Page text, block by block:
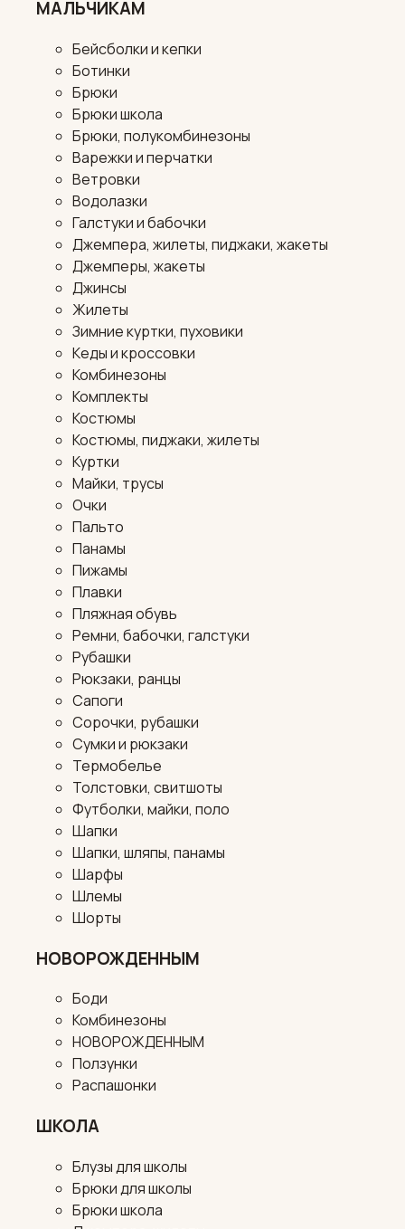
МАЛЬЧИКАМ
Бейсболки и кепки
Ботинки
Брюки
Брюки школа
Брюки, полукомбинезоны
Варежки и перчатки
Ветровки
Водолазки
Галстуки и бабочки
Джемпера, жилеты, пиджаки, жакеты
Джемперы, жакеты
Джинсы
Жилеты
Зимние куртки, пуховики
Кеды и кроссовки
Комбинезоны
Комплекты
Костюмы
Костюмы, пиджаки, жилеты
Куртки
Майки, трусы
Очки
Пальто
Панамы
Пижамы
Плавки
Пляжная обувь
Ремни, бабочки, галстуки
Рубашки
Рюкзаки, ранцы
Сапоги
Сорочки, рубашки
Сумки и рюкзаки
Термобелье
Толстовки, свитшоты
Футболки, майки, поло
Шапки
Шапки, шляпы, панамы
Шарфы
Шлемы
Шорты
НОВОРОЖДЕННЫМ
Боди
Комбинезоны
НОВОРОЖДЕННЫМ
Ползунки
Распашонки
ШКОЛА
Блузы для школы
Брюки для школы
Брюки школа